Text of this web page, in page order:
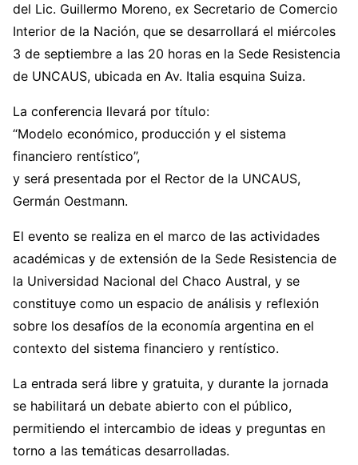
del Lic. Guillermo Moreno, ex Secretario de Comercio
Interior de la Nación, que se desarrollará el miércoles
3 de septiembre a las 20 horas en la Sede Resistencia
de UNCAUS, ubicada en Av. Italia esquina Suiza.
La conferencia llevará por título:
“Modelo económico, producción y el sistema
financiero rentístico”,
y será presentada por el Rector de la UNCAUS,
Germán Oestmann.
El evento se realiza en el marco de las actividades
académicas y de extensión de la Sede Resistencia de
la Universidad Nacional del Chaco Austral, y se
constituye como un espacio de análisis y reflexión
sobre los desafíos de la economía argentina en el
contexto del sistema financiero y rentístico.
La entrada será libre y gratuita, y durante la jornada
se habilitará un debate abierto con el público,
permitiendo el intercambio de ideas y preguntas en
torno a las temáticas desarrolladas.